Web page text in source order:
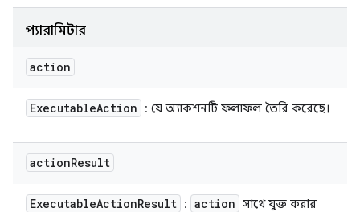
প্যারামিটার
action
ExecutableAction : যে অ্যাকশনটি ফলাফল তৈরি করেছে।
actionResult
ExecutableActionResult : action সাথে যুক্ত করার